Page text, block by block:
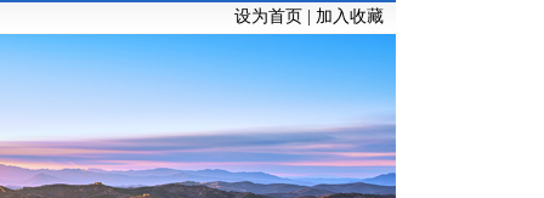
设为首页 加入收藏